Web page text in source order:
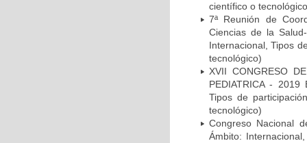
científico o
7ª Reunión de
Ciencias de la
Internacional, Tipos
tecnológico)
XVII CONGRESO
PEDIATRICA -
Tipos de
tecnológico)
Congreso Nacional
Ámbito: